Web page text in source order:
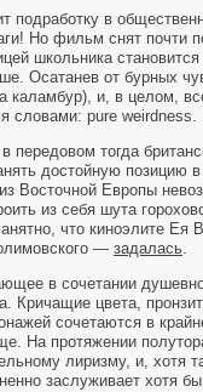
подработку в
Но фильм снят почти
школьника
Осатанев от бурных
каламбур), и, в целом,
словами: pure weirdness.
передовом тогда
достойную позицию
Восточной Европы
из себя шута
что киноэлите Ея
— задалась.
в сочетании
Кричащие цвета,
сочетаются в
На протяжении
лиризму, и, хотя
заслуживает хотя